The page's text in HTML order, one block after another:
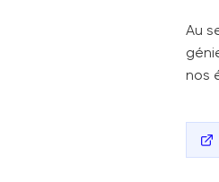
Au
nos